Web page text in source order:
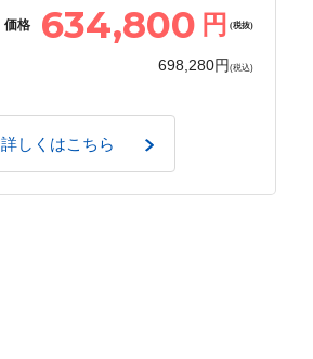
価格 634,800 円 (税抜)
698,280円 (税込)
詳しくはこちら